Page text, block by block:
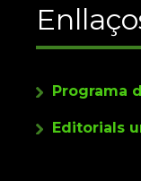
Programa
Editorials